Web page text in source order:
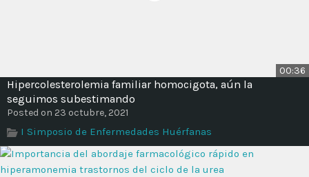
00:36
Hipercolesterolemia familiar homocigota, aún la
seguimos subestimando
Posted on 23 octubre, 2021
I Simposio de Enfermedades Huérfanas